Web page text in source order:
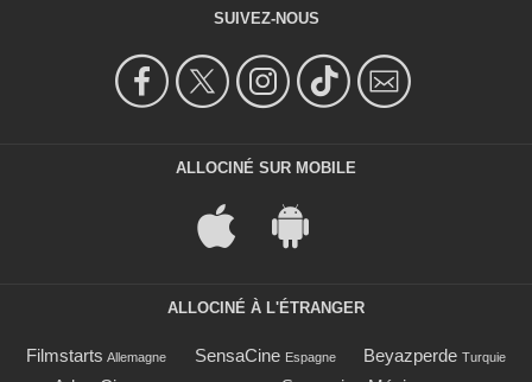
SUIVEZ-NOUS
ALLOCINÉ SUR MOBILE
ALLOCINÉ À L'ÉTRANGER
Filmstarts Allemagne SensaCine Espagne Beyazperde Turquie